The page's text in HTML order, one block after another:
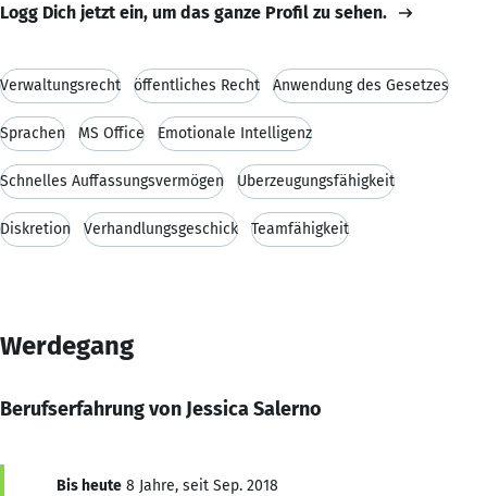
Logg Dich jetzt ein, um das ganze Profil zu sehen.
Verwaltungsrecht öffentliches Recht Anwendung des Gesetzes
Sprachen MS Office Emotionale Intelligenz
Schnelles Auffassungsvermögen Überzeugungsfähigkeit
Diskretion Verhandlungsgeschick Teamfähigkeit
Werdegang
Berufserfahrung von Jessica Salerno
Bis heute 8 Jahre, seit Sep. 2018